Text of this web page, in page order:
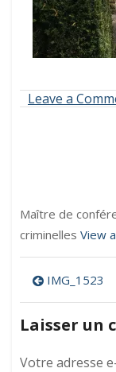
Leave a
Maître de
criminelles View
de
l’article
IMG_1523
Laisser un
Votre adresse